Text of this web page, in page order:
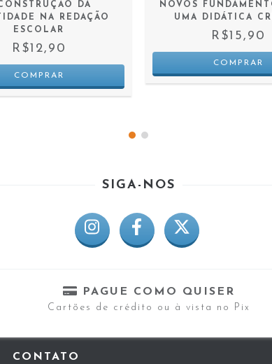
DA
NA REDAÇÃO
ESCOLAR
R$12,90
NOVOS
UMA DIDÁTICA
R$15,90
SIGA-NOS
PAGUE COMO QUISER
Cartões de crédito ou à vista no Pix
CONTATO